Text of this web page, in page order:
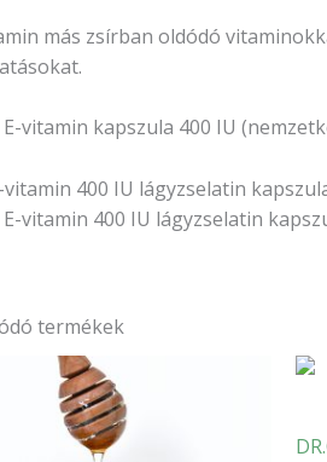
más zsírban oldódó
E-vitamin kapszula 400 IU
vitamin 400 IU lágyzselatin
E-vitamin 400 IU lágyzselatin
termékek